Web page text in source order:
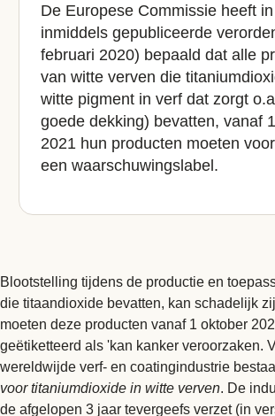
De Europese Commissie heeft
inmiddels gepubliceerde
februari 2020) bepaald dat alle
van witte verven die
witte pigment in verf dat zorgt
goede dekking) bevatten, vanaf
2021 hun producten moeten
een waarschuwingslabel.
Blootstelling tijdens de productie en
die titaandioxide bevatten, kan schadelijk
moeten deze producten vanaf 1 oktober
geëtiketteerd als 'kan kanker veroorzaken.
wereldwijde verf- en coatingindustrie
voor titaniumdioxide in witte verven. De
de afgelopen 3 jaar tevergeefs verzet (in